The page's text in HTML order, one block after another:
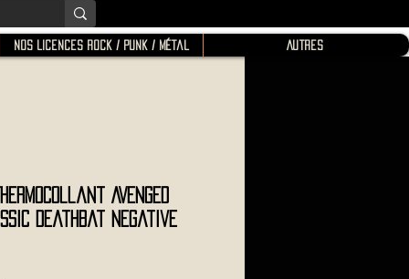
Nos Licences Rock / Punk / Métal Autres
AVENGED
Deathbat Negative